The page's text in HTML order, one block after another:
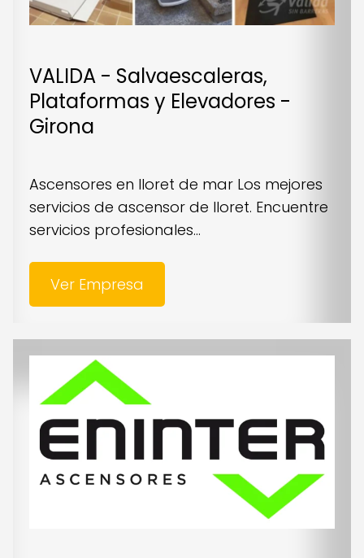
VALIDA - Salvaescaleras,
Plataformas y Elevadores -
Girona
Ascensores en lloret de mar Los mejores
servicios de ascensor de lloret. Encuentre
servicios profesionales...
Ver Empresa